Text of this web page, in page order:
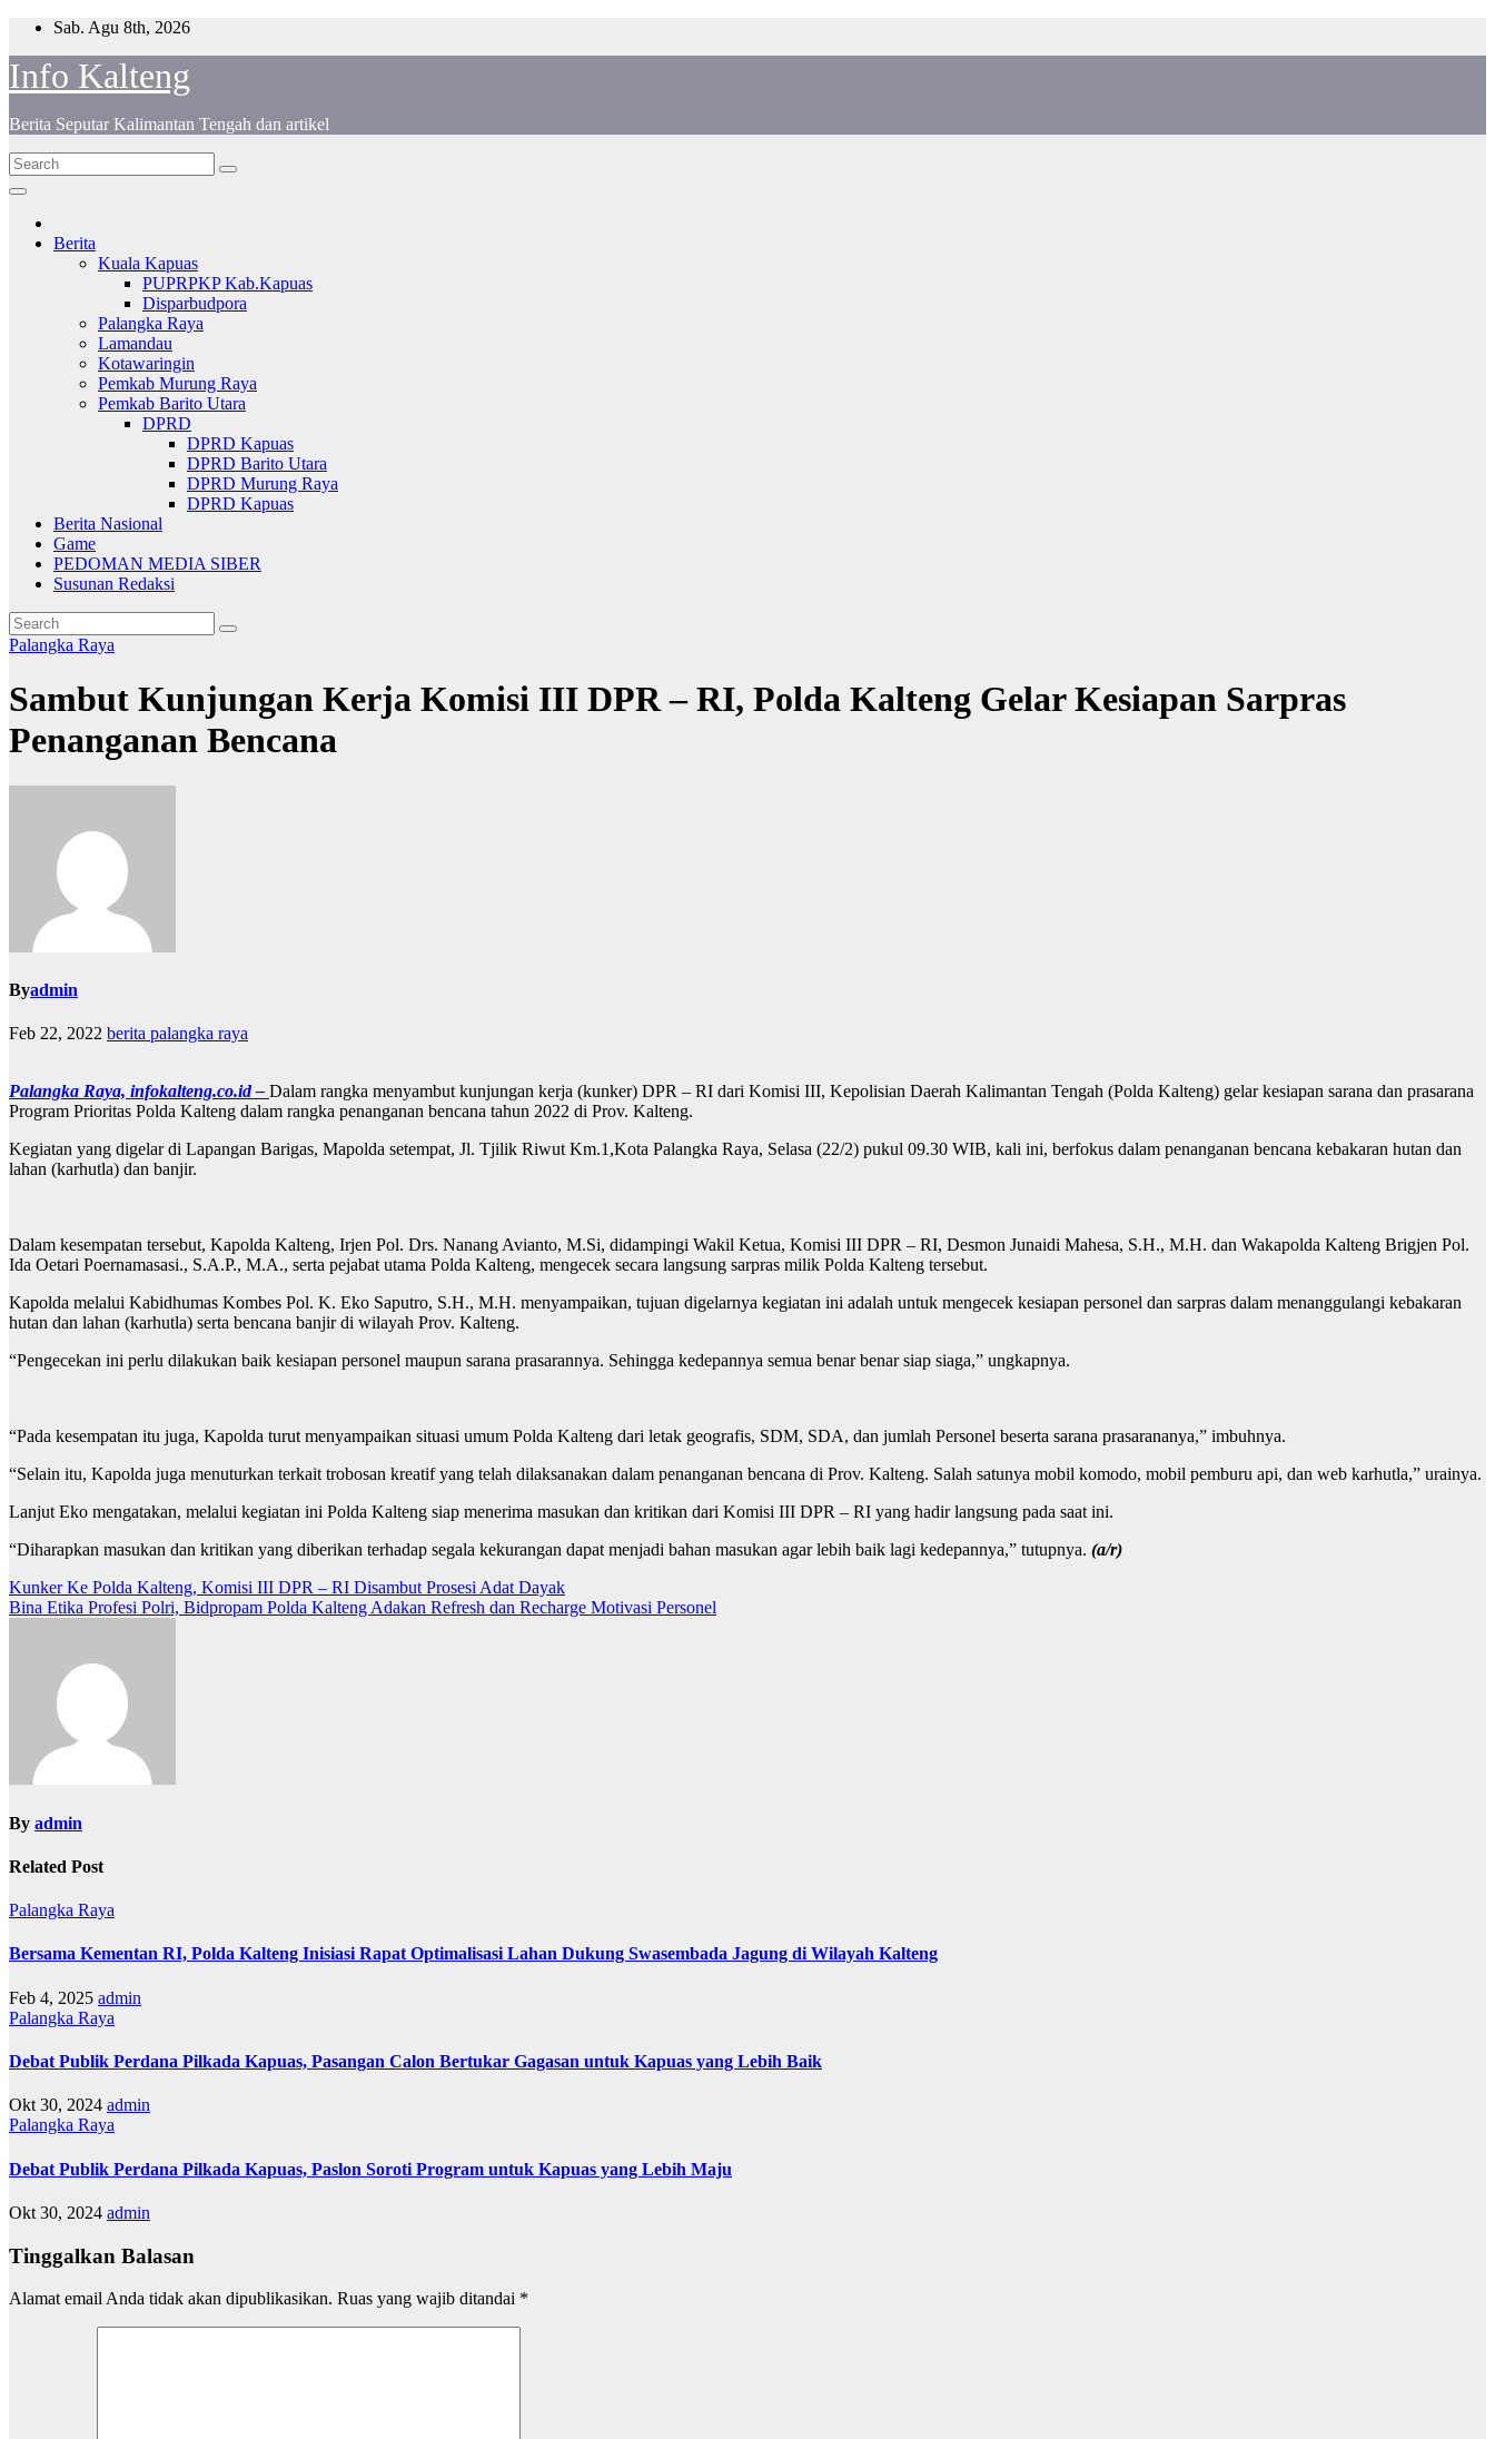
Skip
content
Sab. Agu 8th, 2026
Info Kalteng
Berita Seputar Kalimantan Tengah dan artikel
Berita
Kuala Kapuas
PUPRPKP Kab.Kapuas
Disparbudpora
Palangka Raya
Lamandau
Kotawaringin
Pemkab Murung Raya
Pemkab Barito Utara
DPRD
DPRD Kapuas
DPRD Barito Utara
DPRD Murung Raya
DPRD Kapuas
Berita Nasional
Game
PEDOMAN MEDIA SIBER
Susunan Redaksi
Palangka Raya
Sambut Kunjungan Kerja Komisi III DPR – RI, Polda Kalteng Gelar Kesiapan Sarpras
Penanganan Bencana
Byadmin
Feb 22, 2022 berita palangka raya
Palangka Raya, infokalteng.co.id – Dalam rangka menyambut kunjungan kerja (kunker) DPR – RI dari Komisi III, Kepolisian Daerah Kalimantan Tengah (Polda Kalteng) gelar kesiapan sarana dan prasarana
Program Prioritas Polda Kalteng dalam rangka penanganan bencana tahun 2022 di Prov. Kalteng.
Kegiatan yang digelar di Lapangan Barigas, Mapolda setempat, Jl. Tjilik Riwut Km.1,Kota Palangka Raya, Selasa (22/2) pukul 09.30 WIB, kali ini, berfokus dalam penanganan bencana kebakaran hutan dan
lahan (karhutla) dan banjir.
Dalam kesempatan tersebut, Kapolda Kalteng, Irjen Pol. Drs. Nanang Avianto, M.Si, didampingi Wakil Ketua, Komisi III DPR – RI, Desmon Junaidi Mahesa, S.H., M.H. dan Wakapolda Kalteng Brigjen Pol.
Ida Oetari Poernamasasi., S.A.P., M.A., serta pejabat utama Polda Kalteng, mengecek secara langsung sarpras milik Polda Kalteng tersebut.
Kapolda melalui Kabidhumas Kombes Pol. K. Eko Saputro, S.H., M.H. menyampaikan, tujuan digelarnya kegiatan ini adalah untuk mengecek kesiapan personel dan sarpras dalam menanggulangi kebakaran
hutan dan lahan (karhutla) serta bencana banjir di wilayah Prov. Kalteng.
“Pengecekan ini perlu dilakukan baik kesiapan personel maupun sarana prasarannya. Sehingga kedepannya semua benar benar siap siaga,” ungkapnya.
“Pada kesempatan itu juga, Kapolda turut menyampaikan situasi umum Polda Kalteng dari letak geografis, SDM, SDA, dan jumlah Personel beserta sarana prasarananya,” imbuhnya.
“Selain itu, Kapolda juga menuturkan terkait trobosan kreatif yang telah dilaksanakan dalam penanganan bencana di Prov. Kalteng. Salah satunya mobil komodo, mobil pemburu api, dan web karhutla,” urainya.
Lanjut Eko mengatakan, melalui kegiatan ini Polda Kalteng siap menerima masukan dan kritikan dari Komisi III DPR – RI yang hadir langsung pada saat ini.
“Diharapkan masukan dan kritikan yang diberikan terhadap segala kekurangan dapat menjadi bahan masukan agar lebih baik lagi kedepannya,” tutupnya. (a/r)
Navigasi
pos
Kunker Ke Polda Kalteng, Komisi III DPR – RI Disambut Prosesi Adat Dayak
Bina Etika Profesi Polri, Bidpropam Polda Kalteng Adakan Refresh dan Recharge Motivasi Personel
By admin
Related Post
Palangka Raya
Bersama Kementan RI, Polda Kalteng Inisiasi Rapat Optimalisasi Lahan Dukung Swasembada Jagung di Wilayah Kalteng
Feb 4, 2025 admin
Palangka Raya
Debat Publik Perdana Pilkada Kapuas, Pasangan Calon Bertukar Gagasan untuk Kapuas yang Lebih Baik
Okt 30, 2024 admin
Palangka Raya
Debat Publik Perdana Pilkada Kapuas, Paslon Soroti Program untuk Kapuas yang Lebih Maju
Okt 30, 2024 admin
Tinggalkan Balasan
Alamat email Anda tidak akan dipublikasikan. Ruas yang wajib ditandai *